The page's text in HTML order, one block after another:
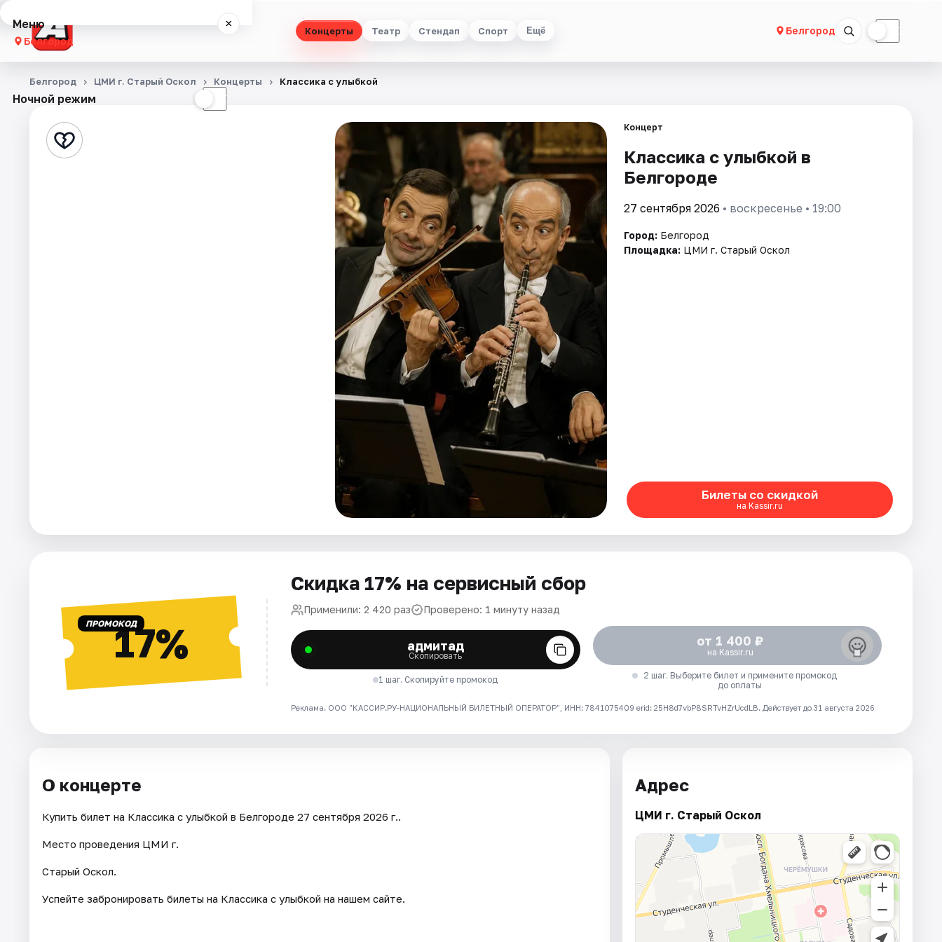
Концерты Театр Стендап Спорт Ещё Белгород ☾
Меню ×
Белгород
Концерты
Стендап
Ночной режим ☾
Белгород ЦМИ г. Старый Оскол Концерты Классика с улыбкой
Концерт
Классика с улыбкой в
Белгороде
27 сентября 2026 • воскресенье • 19:00
Город: Белгород
Площадка: ЦМИ г. Старый Оскол
Билеты со скидкой
на Kassir.ru
ПРОМОКОД17%
Скидка 17% на сервисный сбор
Применили: 2 420 раз Проверено: 1 минуту назад
адмитад
Скопировать
1 шаг. Скопируйте промокод
от 1 400 ₽
на Kassir.ru
2 шаг. Выберите билет и примените промокод
до оплаты
Реклама. ООО "КАССИР.РУ-НАЦИОНАЛЬНЫЙ БИЛЕТНЫЙ ОПЕРАТОР", ИНН: 7841075409 erid: 25H8d7vbP8SRTvHZrUcdLB. Действует до 31 августа 2026
О концерте
Купить билет на Классика с улыбкой в Белгороде 27 сентября 2026 г..
Место проведения ЦМИ г.
Старый Оскол.
Успейте забронировать билеты на Классика с улыбкой на нашем сайте.
Адрес
ЦМИ г. Старый Оскол